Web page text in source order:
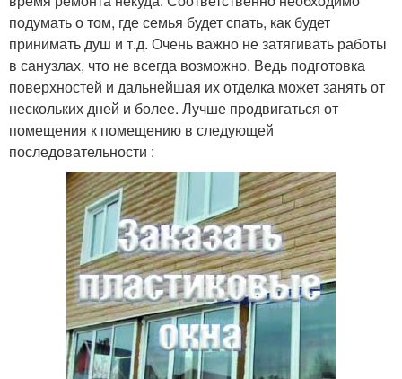
подумать о том, где семья будет спать, как будет
принимать душ и т.д. Очень важно не затягивать работы
в санузлах, что не всегда возможно. Ведь подготовка
поверхностей и дальнейшая их отделка может занять от
нескольких дней и более. Лучше продвигаться от
помещения к помещению в следующей
последовательности :